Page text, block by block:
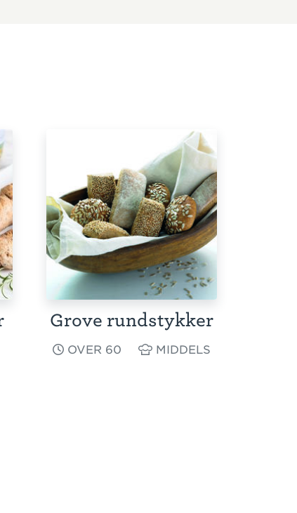
Grove rundstykker
OVER 60 MIDDELS